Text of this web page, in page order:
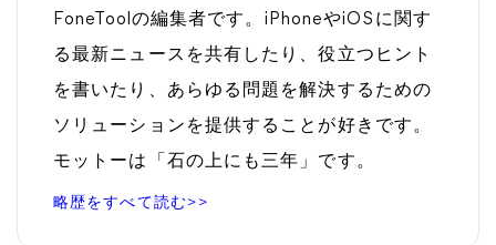
FoneToolの編集者です。iPhoneやiOSに関す
る最新ニュースを共有したり、役立つヒント
を書いたり、あらゆる問題を解決するための
ソリューションを提供することが好きです。
モットーは「石の上にも三年」です。
略歴をすべて読む>>